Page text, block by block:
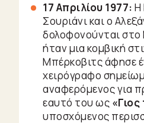
17 Απριλίου 1977: Η
Σουριάνι και ο
δολοφονούνται
ήταν μια κομβική
Μπέρκοβιτς άφησε
χειρόγραφο
αναφερόμενος για
εαυτό του ως
υποσχόμενος